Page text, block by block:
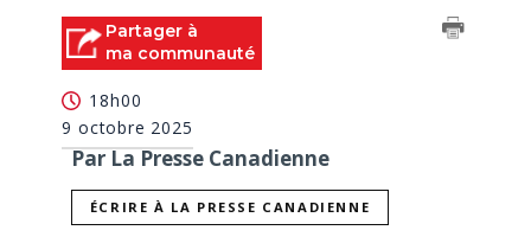
Partager à
ma communauté
18h00
9 octobre 2025
Par La Presse Canadienne
ÉCRIRE À LA PRESSE CANADIENNE